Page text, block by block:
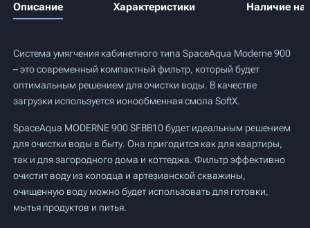
Описание Характеристики Наличие на
Система умягчения кабинетного типа SpaceAqua Moderne 900
– это современный компактный фильтр, который будет
оптимальным решением для очистки воды. В качестве
загрузки используется ионообменная смола SoftX.
SpaceAqua MODERNE 900 SFBB10 будет идеальным решением
для очистки воды в быту. Она пригодится как для квартиры,
так и для загородного дома и коттеджа. Фильтр эффективно
очистит воду из колодца и артезианской скважины,
очищенную воду можно будет использовать для готовки,
мытья продуктов и питья.